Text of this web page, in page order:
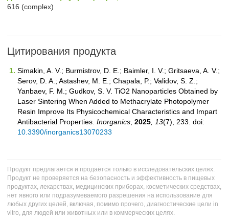
616 (complex)
Цитирования продукта
Simakin, A. V.; Burmistrov, D. E.; Baimler, I. V.; Gritsaeva, A. V.;
Serov, D. A.; Astashev, M. E.; Chapala, P.; Validov, S. Z.;
Yanbaev, F. M.; Gudkov, S. V. TiO2 Nanoparticles Obtained by
Laser Sintering When Added to Methacrylate Photopolymer
Resin Improve Its Physicochemical Characteristics and Impart
Antibacterial Properties. Inorganics 2025 , 13(7), 233. doi:
10.3390/inorganics13070233
Продукт предлагается и продаётся только в исследовательских целях.
Продукт не проверяется на безопасность и эффективность в пищевых
продуктах, лекарствах, медицинских приборах, косметических средствах,
нет явного или подразумеваемого разрешения на использование для
любых других целей, включая, помимо прочего, диагностические цели in
vitro, для людей или животных или в коммерческих целях.